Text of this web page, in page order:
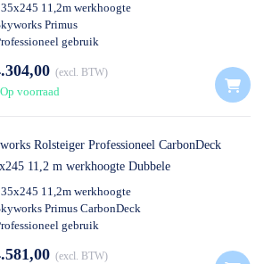
11,2m werkhoogte
Primus
gebruik
excl. BTW
Op voorraad
Rolsteiger Professioneel CarbonDeck
11,2 m werkhoogte Dubbele
11,2m werkhoogte
Primus CarbonDeck
gebruik
excl. BTW